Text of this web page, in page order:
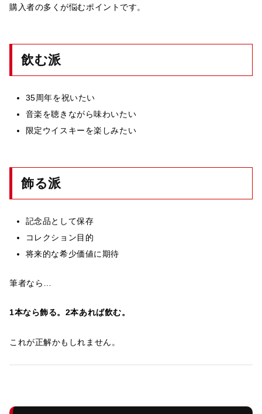
購入者の多くが悩むポイントです。
飲む派
35周年を祝いたい
音楽を聴きながら味わいたい
限定ウイスキーを楽しみたい
飾る派
記念品として保存
コレクション目的
将来的な希少価値に期待
筆者なら…
1本なら飾る。2本あれば飲む。
これが正解かもしれません。